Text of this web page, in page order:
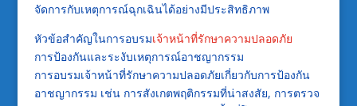
จัดการกับเหตุการณ์ฉุกเฉินได้อย่างมีประสิทธิภาพ
หัวข้อสำคัญในการอบรมเจ้าหน้าที่รักษาความปลอดภัย
การป้องกันและระงับเหตุการณ์อาชญากรรม
การอบรมเจ้าหน้าที่รักษาความปลอดภัยเกี่ยวกับการป้องกัน
อาชญากรรม เช่น การสังเกตพฤติกรรมที่น่าสงสัย, การตรวจ